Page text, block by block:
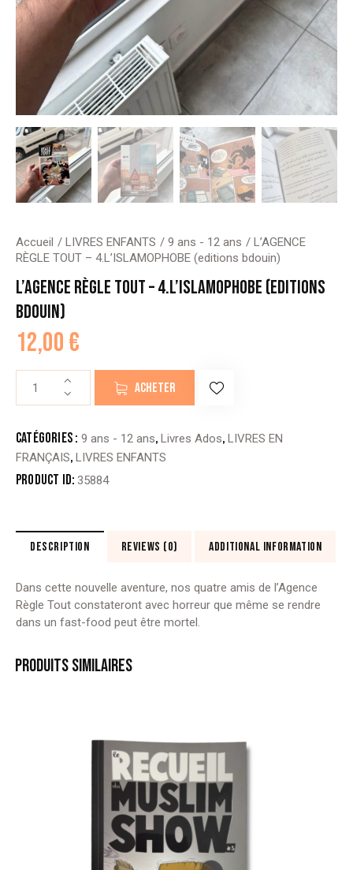
Accueil LIVRES ENFANTS 9 ans - 12 ans
L’AGENCE
RÈGLE TOUT – 4.L’ISLAMOPHOBE (editions bdouin)
L’AGENCE RÈGLE TOUT – 4.L’ISLAMOPHOBE (EDITIONS
BDOUIN)
12,00€
RÈGLE
-
4.L’ISLAMOPHOBE
ACHETER
Catégories : 9 ans - 12 ans,Livres Ados,LIVRES EN
FRANÇAIS,LIVRES ENFANTS
Product ID:35884
DESCRIPTION REVIEWS (0) ADDITIONAL INFORMATION
Dans cette nouvelle aventure, nos quatre amis de l’Agence
Règle Tout constateront avec horreur que même se rendre
dans un fast-food peut être mortel.
PRODUITS SIMILAIRES